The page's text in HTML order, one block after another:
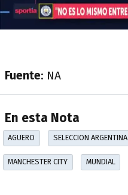
Fuente: NA
En esta Nota
AGUERO SELECCION ARGENTINA
MANCHESTER CITY MUNDIAL